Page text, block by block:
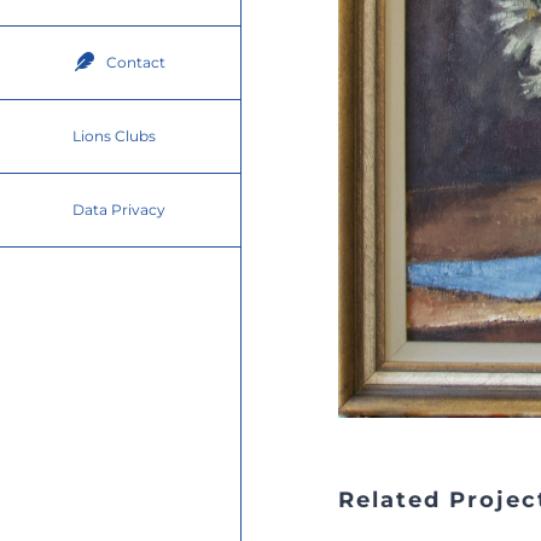
Contact
Lions Clubs
Data Privacy
Related